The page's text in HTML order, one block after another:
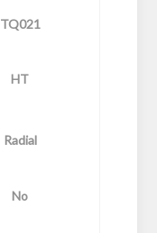
TQ021
HT
Radial
No